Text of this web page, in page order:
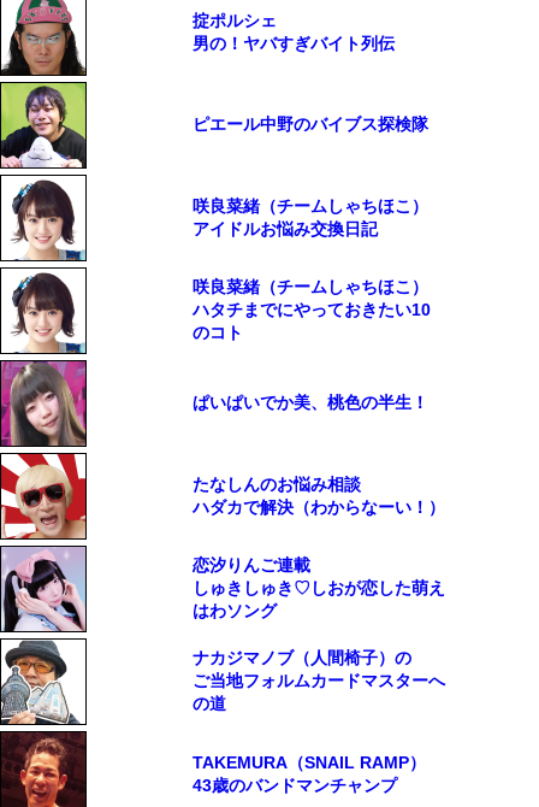
掟ポルシェ
男の！ヤバすぎバイト列伝
ピエール中野のバイブス探検隊
咲良菜緒（チームしゃちほこ）
アイドルお悩み交換日記
咲良菜緒（チームしゃちほこ）
ハタチまでにやっておきたい10
のコト
ぱいぱいでか美、桃色の半生！
たなしんのお悩み相談
ハダカで解決（わからなーい！）
恋汐りんご連載
しゅきしゅき♡しおが恋した萌え
はわソング
ナカジマノブ（人間椅子）の
ご当地フォルムカードマスターへ
の道
TAKEMURA（SNAIL RAMP）
43歳のバンドマンチャンプ